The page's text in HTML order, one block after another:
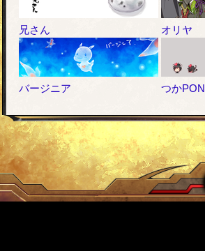
兄さん オリヤ
バージニア つかPON